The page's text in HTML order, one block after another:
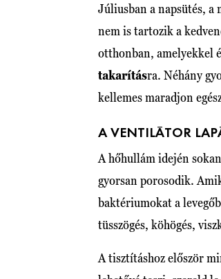
Júliusban a napsütés, a
nem is tartozik a
otthonban, amelyekkel
takarításra. Néhány
kellemes maradjon
A VENTILÁTOR
A hőhullám idején
gyorsan porosodik.
baktériumokat a
tüsszögés, köhögés,
A tisztításhoz először